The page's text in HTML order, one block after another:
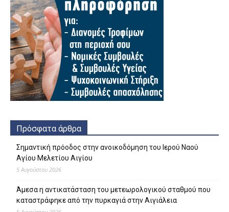
Πρόσφατα άρθρα
Σημαντική πρόοδος στην ανοικοδόμηση του Ιερού Ναού
Αγίου Μελετίου Αιγίου
5 Αυγούστου 2026
Άμεσα η αντικατάσταση του μετεωρολογικού σταθμού που
καταστράφηκε από την πυρκαγιά στην Αιγιάλεια